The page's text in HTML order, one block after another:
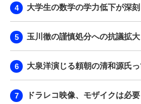
大学生の数学の学力低下が深刻
玉川徹の謹慎処分への抗議拡大
大泉洋演じる頼朝の清和源氏っ
ドラレコ映像、モザイクは必要